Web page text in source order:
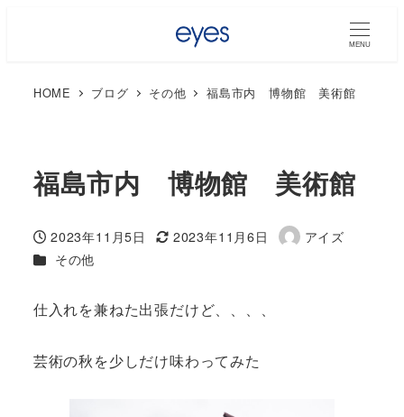
MENU
HOME ブログ その他 福島市内 博物館 美術館
福島市内 博物館 美術館
投稿日
2023年11月5日
更新日
2023年11月6日
著
アイズ
カテゴリー
その他
仕入れを兼ねた出張だけど、、、、
芸術の秋を少しだけ味わってみた